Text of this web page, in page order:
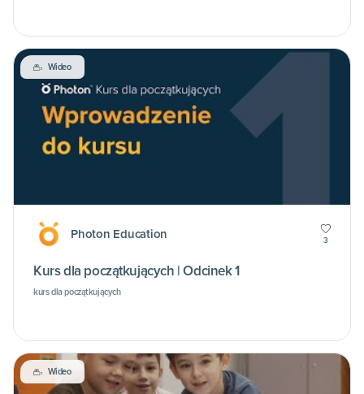
Wideo
Photon Education 3
Kurs dla początkujących | Odcinek 1
kurs dla początkujących
Wideo